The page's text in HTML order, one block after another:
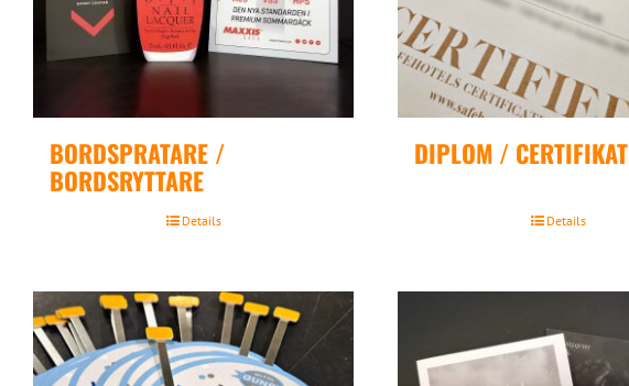
BORDSPRATARE /
BORDSRYTTARE
Details
DIPLOM / CERTIFIKAT
Details